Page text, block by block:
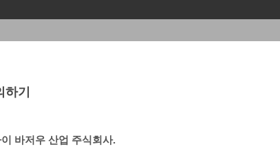
하기
바저우 산업 주식회사.